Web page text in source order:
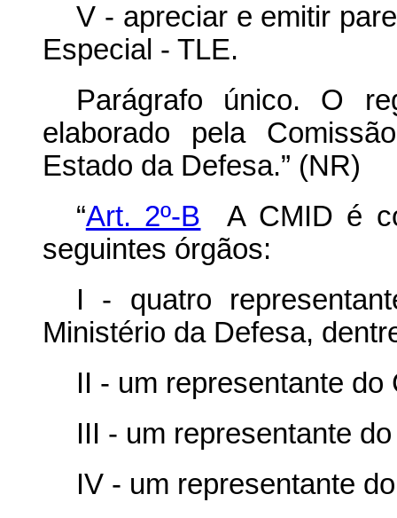
V - apreciar e emitir
Especial - TLE.
Parágrafo único. O
elaborado pela
Estado da Defesa.” (NR)
“Art. 2º-B A CMID é
seguintes órgãos:
I - quatro
Ministério da Defesa,
II - um representante
III - um representante
IV - um representante